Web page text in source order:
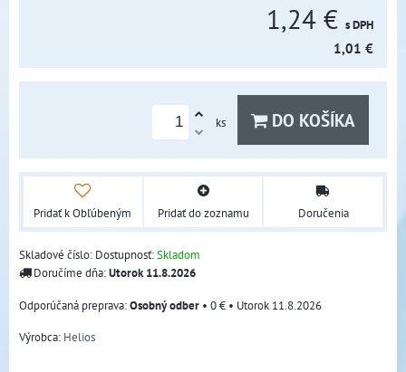
1,24 € s DPH
1,01 €
ks DO KOŠÍKA
Pridať k Obľúbeným Pridať do zoznamu Doručenia
Skladové číslo: Dostupnosť:Skladom
Doručíme dňa:Utorok11.8.2026
Osobný odber • 0 € • Utorok 11.8.2026
Výrobca: Helios